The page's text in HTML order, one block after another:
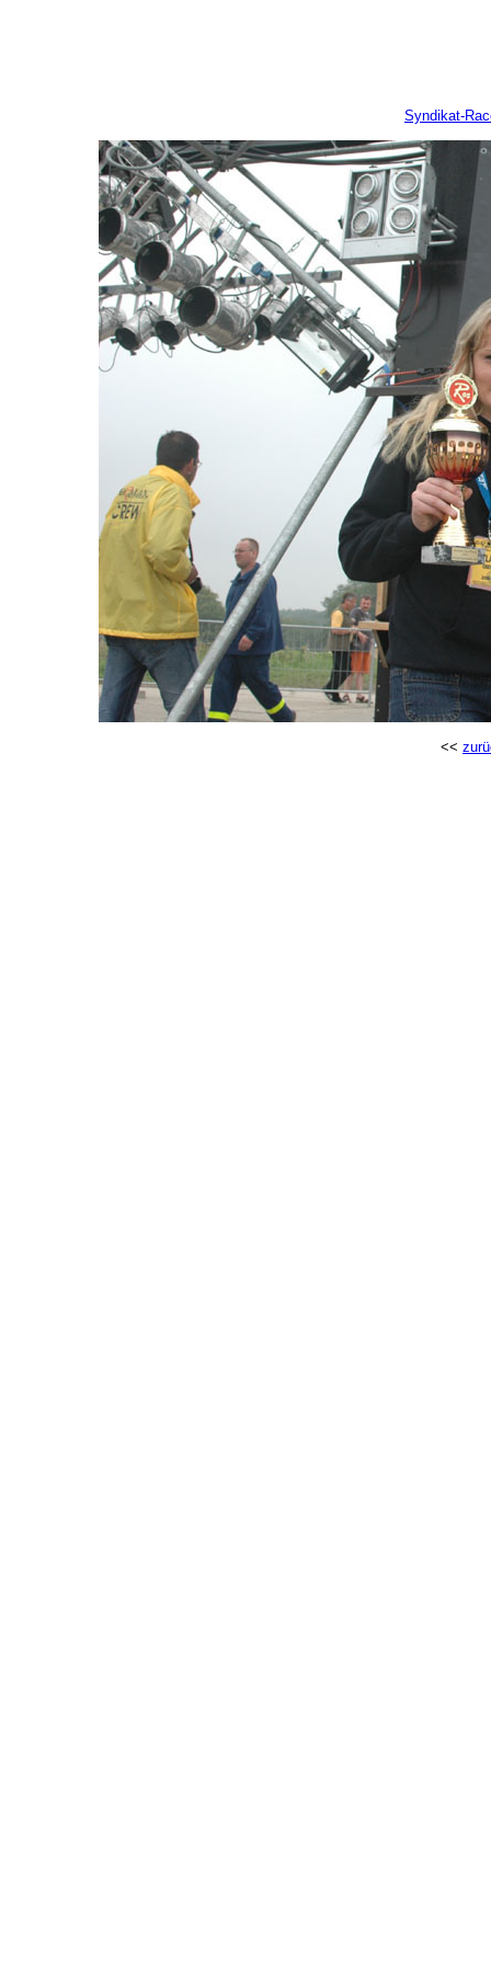
Syndikat-
<<